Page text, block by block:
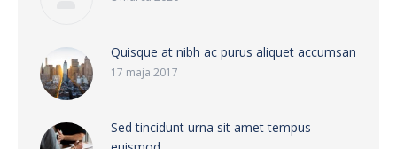
Quisque at nibh ac purus aliquet accumsan
17 maja 2017
Sed tincidunt urna sit amet tempus